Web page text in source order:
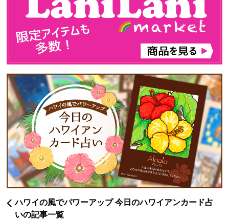
ハワイの風でパワーアップ 今日のハワイアンカード占
いの記事一覧